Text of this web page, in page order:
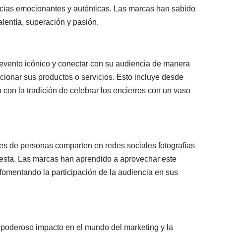
emocionantes y auténticas. Las marcas han sabido
superación y pasión.
icónico y conectar con su audiencia de manera
sus productos o servicios. Esto incluye desde
la tradición de celebrar los encierros con un vaso
de personas comparten en redes sociales fotografías
Las marcas han aprendido a aprovechar este
la participación de la audiencia en sus
impacto en el mundo del marketing y la